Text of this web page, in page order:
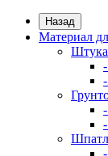
Назад
Материал